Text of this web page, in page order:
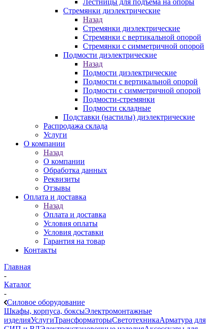
Лестницы для подъема на опоры
Стремянки диэлектрические
Назад
Стремянки диэлектрические
Стремянки с вертикальной опорой
Стремянки с симметричной опорой
Подмости диэлектрические
Назад
Подмости диэлектрические
Подмости с вертикальной опорой
Подмости с симметричной опорой
Подмости-стремянки
Подмости складные
Подставки (настилы) диэлектрические
Распродажа склада
Услуги
О компании
Назад
О компании
Обработка данных
Реквизиты
Отзывы
Оплата и доставка
Назад
Оплата и доставка
Условия оплаты
Условия доставки
Гарантия на товар
Контакты
Главная
-
Каталог
-
Силовое оборудование
Шкафы, корпуса, боксыЭлектромонтажные
изделияУслугиТрансформаторыСветотехникаАрматура для